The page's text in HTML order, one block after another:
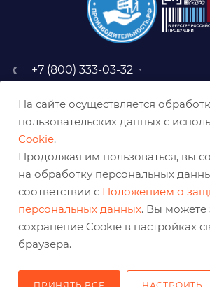
+7 (800) 333-03-32
baz@belabraziv.ru
308009, Россия, г. Белгород,
На сайте осуществляется
пользовательских данных с
Cookie.
Продолжая им пользоваться, вы
на обработку персональных
соответствии с Положением о
персональных данных. Вы можете
сохранение Cookie в настройках
браузера.